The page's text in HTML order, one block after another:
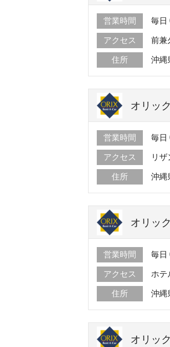
営業時間 毎日
アクセス 前兼
住所 沖縄
オリッ
営業時間 毎日
アクセス リ
住所 沖縄
オリッ
営業時間 毎日
アクセス ホテ
住所 沖縄
オリッ